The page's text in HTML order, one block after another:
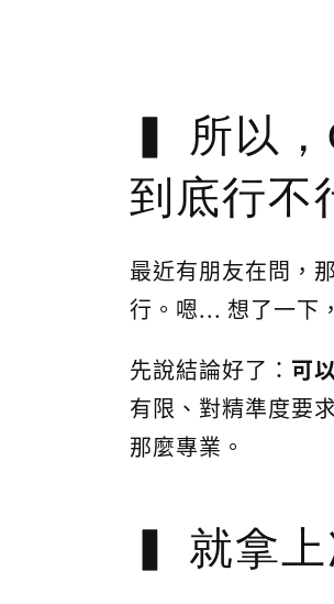
所以
到底行不
最近有朋友在問，
行。嗯... 想了一下
先說結論好了： 可
有限、對精準度要
那麼專業。
就拿